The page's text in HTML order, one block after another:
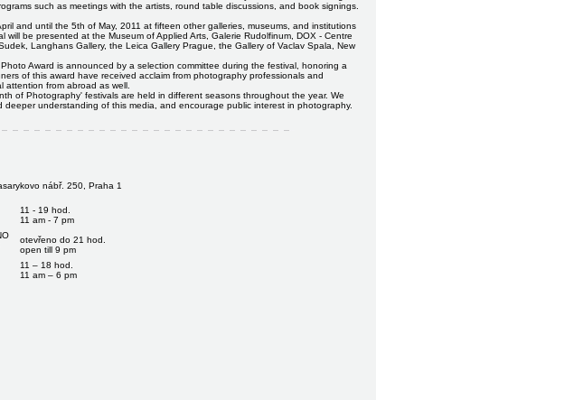
such as meetings with the artists, round table discussions, and book signings.
and until the 5th of May, 2011 at fifteen other galleries, museums, and institutions
be presented at the Museum of Applied Arts, Galerie Rudolfinum, DOX - Centre
Langhans Gallery, the Leica Gallery Prague, the Gallery of Vaclav Spala, New
Award is announced by a selection committee during the festival, honoring a
of this award have received acclaim from photography professionals and
from abroad as well.
of Photography' festivals are held in different seasons throughout the year. We
understanding of this media, and encourage public interest in photography.
nábř. 250, Praha 1
11 - 19 hod.
11 am - 7 pm
otevřeno do 21 hod.
open till 9 pm
11 – 18 hod.
11 am – 6 pm